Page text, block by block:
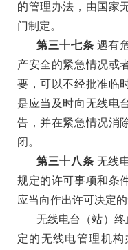
的管理办法，由国家
门制定。
第三十七条 遇有
产安全的紧急情况或
要，可以不经批准临
是应当及时向无线电
告，并在紧急情况消
闭。
第三十八条 无线
规定的许可事项和条
应当向作出许可决定
无线电台（站）
定的无线电管理机